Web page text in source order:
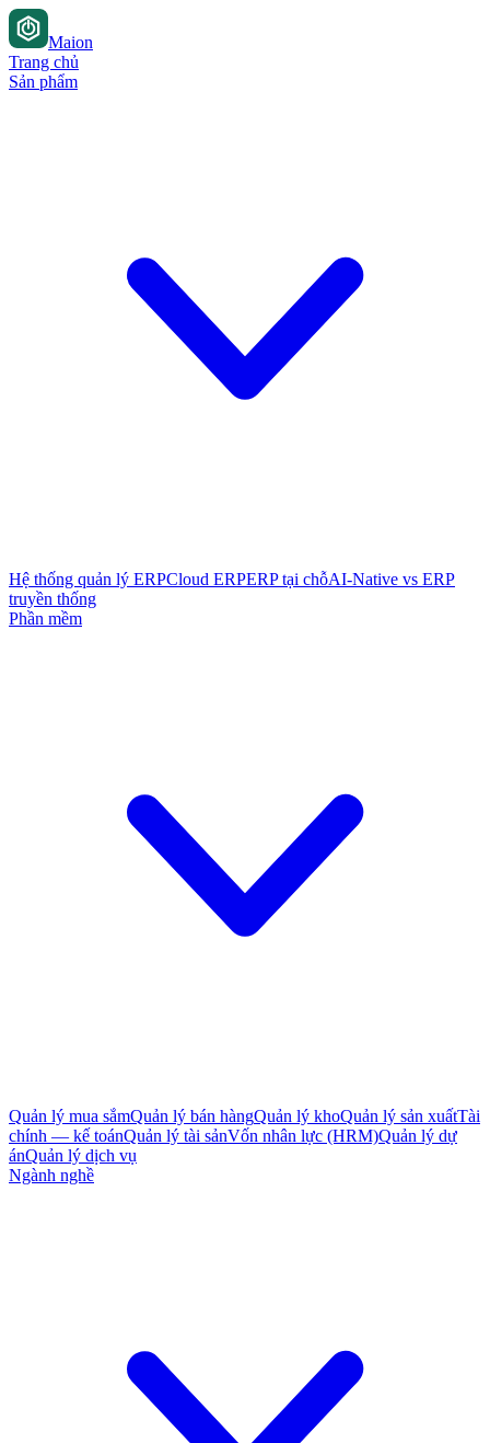
Maion
Trang chủ
Sản phẩm
Hệ thống quản lý ERPCloud ERPERP tại chỗAI-Native vs ERP
truyền thống
Phần mềm
Quản lý mua sắmQuản lý bán hàngQuản lý khoQuản lý sản xuấtTài
chính — kế toánQuản lý tài sảnVốn nhân lực (HRM)Quản lý dự
ánQuản lý dịch vụ
Ngành nghề